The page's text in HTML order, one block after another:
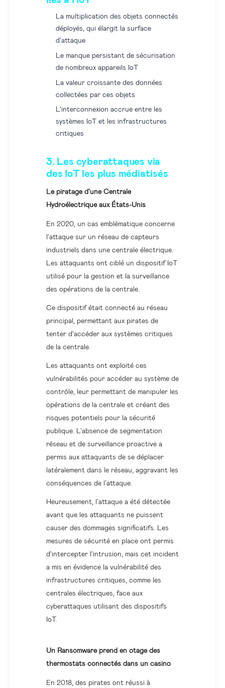
La multiplication des objets connectés
déployés, qui élargit la surface
d'attaque
Le manque persistant de sécurisation
de nombreux appareils IoT
La valeur croissante des données
collectées par ces objets
L'interconnexion accrue entre les
systèmes IoT et les infrastructures
critiques
3. Les cyberattaques via
des IoT les plus médiatisés
Le piratage d'une Centrale
Hydroélectrique aux États-Unis
En 2020, un cas emblématique concerne
l'attaque sur un réseau de capteurs
industriels dans une centrale électrique.
Les attaquants ont ciblé un dispositif IoT
utilisé pour la gestion et la surveillance
des opérations de la centrale.
Ce dispositif était connecté au réseau
principal, permettant aux pirates de
tenter d'accéder aux systèmes critiques
de la centrale.
Les attaquants ont exploité ces
vulnérabilités pour accéder au système de
contrôle, leur permettant de manipuler les
opérations de la centrale et créant des
risques potentiels pour la sécurité
publique. L’absence de segmentation
réseau et de surveillance proactive a
permis aux attaquants de se déplacer
latéralement dans le réseau, aggravant les
conséquences de l’attaque.
Heureusement, l'attaque a été détectée
avant que les attaquants ne puissent
causer des dommages significatifs. Les
mesures de sécurité en place ont permis
d'intercepter l'intrusion, mais cet incident
a mis en évidence la vulnérabilité des
infrastructures critiques, comme les
centrales électriques, face aux
cyberattaques utilisant des dispositifs
IoT.
Un Ransomware prend en otage des
thermostats connectés dans un casino
En 2018, des pirates ont réussi à